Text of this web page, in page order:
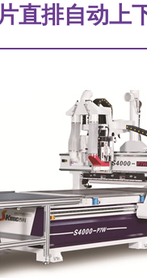
直排自动上